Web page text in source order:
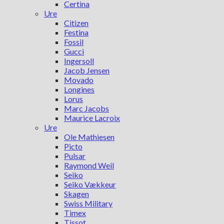
Certina
Ure
Citizen
Festina
Fossil
Gucci
Ingersoll
Jacob Jensen
Movado
Longines
Lorus
Marc Jacobs
Maurice Lacroix
Ure
Ole Mathiesen
Picto
Pulsar
Raymond Weil
Seiko
Seiko Vækkeur
Skagen
Swiss Military
Timex